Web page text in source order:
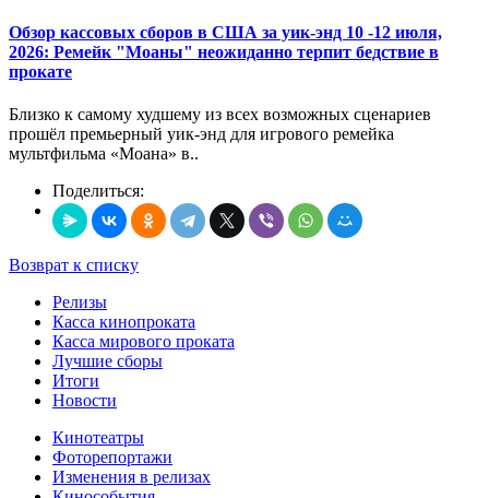
Обзор кассовых сборов в США за уик-энд 10 -12 июля,
2026: Ремейк "Моаны" неожиданно терпит бедствие в
прокате
Близко к самому худшему из всех возможных сценариев
прошёл премьерный уик-энд для игрового ремейка
мультфильма «Моана» в..
Поделиться:
Возврат к списку
Релизы
Касса кинопроката
Касса мирового проката
Лучшие сборы
Итоги
Новости
Кинотеатры
Фоторепортажи
Изменения в релизах